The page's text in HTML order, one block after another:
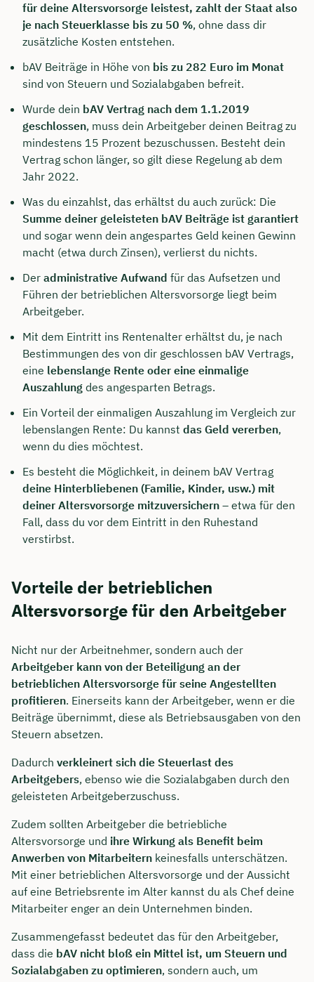
für deine Altersvorsorge leistest, zahlt der Staat also
je nach Steuerklasse bis zu 50 %, ohne dass dir
zusätzliche Kosten entstehen.
bAV Beiträge in Höhe von bis zu 282 Euro im Monat
sind von Steuern und Sozialabgaben befreit.
Wurde dein bAV Vertrag nach dem 1.1.2019
geschlossen, muss dein Arbeitgeber deinen Beitrag zu
mindestens 15 Prozent bezuschussen. Besteht dein
Vertrag schon länger, so gilt diese Regelung ab dem
Jahr 2022.
Was du einzahlst, das erhältst du auch zurück: Die
Summe deiner geleisteten bAV Beiträge ist garantiert
und sogar wenn dein angespartes Geld keinen Gewinn
macht (etwa durch Zinsen), verlierst du nichts.
Der administrative Aufwand für das Aufsetzen und
Führen der betrieblichen Altersvorsorge liegt beim
Arbeitgeber.
Mit dem Eintritt ins Rentenalter erhältst du, je nach
Bestimmungen des von dir geschlossen bAV Vertrags,
eine lebenslange Rente oder eine einmalige
Auszahlung des angesparten Betrags.
Ein Vorteil der einmaligen Auszahlung im Vergleich zur
lebenslangen Rente: Du kannst das Geld vererben,
wenn du dies möchtest.
Es besteht die Möglichkeit, in deinem bAV Vertrag
deine Hinterbliebenen (Familie, Kinder, usw.) mit
deiner Altersvorsorge mitzuversichern – etwa für den
Fall, dass du vor dem Eintritt in den Ruhestand
verstirbst.
Vorteile der betrieblichen
Altersvorsorge für den Arbeitgeber
Nicht nur der Arbeitnehmer, sondern auch der
Arbeitgeber kann von der Beteiligung an der
betrieblichen Altersvorsorge für seine Angestellten
profitieren. Einerseits kann der Arbeitgeber, wenn er die
Beiträge übernimmt, diese als Betriebsausgaben von den
Steuern absetzen.
Dadurch verkleinert sich die Steuerlast des
Arbeitgebers, ebenso wie die Sozialabgaben durch den
geleisteten Arbeitgeberzuschuss.
Zudem sollten Arbeitgeber die betriebliche
Altersvorsorge und ihre Wirkung als Benefit beim
Anwerben von Mitarbeitern keinesfalls unterschätzen.
Mit einer betrieblichen Altersvorsorge und der Aussicht
auf eine Betriebsrente im Alter kannst du als Chef deine
Mitarbeiter enger an dein Unternehmen binden.
Zusammengefasst bedeutet das für den Arbeitgeber,
dass die bAV nicht bloß ein Mittel ist, um Steuern und
Sozialabgaben zu optimieren, sondern auch, um